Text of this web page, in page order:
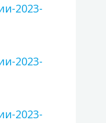
2023-
2023-
2023-